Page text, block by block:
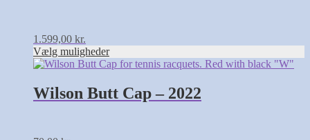
1.599,00 kr.
Vælg muligheder
varesiden
Wilson Butt Cap – 2022
Dette
har
flere